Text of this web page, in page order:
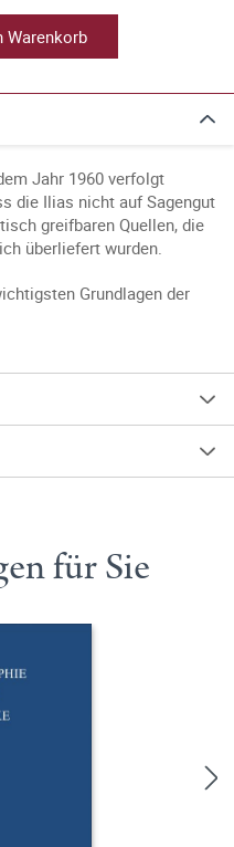
Warenkorb
Jahr 1960 verfolgt
die Ilias nicht auf Sagengut
greifbaren Quellen, die
überliefert wurden.
Grundlagen der
für Sie